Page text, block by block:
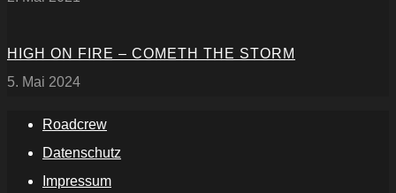
HIGH ON FIRE – COMETH THE STORM
5. Mai 2024
Roadcrew
Datenschutz
Impressum